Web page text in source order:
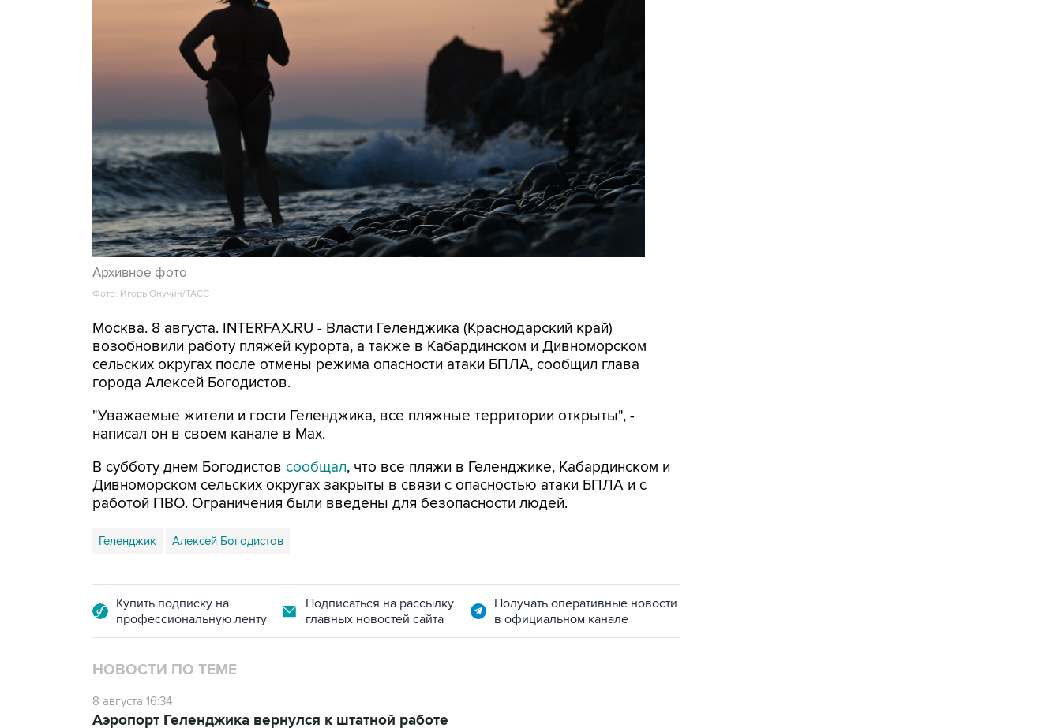
Архивное фото
Фото: Игорь Онучин/ТАСС
Москва. 8 августа. INTERFAX.RU - Власти Геленджика (Краснодарский край)
возобновили работу пляжей курорта, а также в Кабардинском и Дивноморском
сельских округах после отмены режима опасности атаки БПЛА, сообщил глава
города Алексей Богодистов.
"Уважаемые жители и гости Геленджика, все пляжные территории открыты", -
написал он в своем канале в Max.
В субботу днем Богодистов сообщал, что все пляжи в Геленджике, Кабардинском и
Дивноморском сельских округах закрыты в связи с опасностью атаки БПЛА и с
работой ПВО. Ограничения были введены для безопасности людей.
Геленджик Алексей Богодистов
Купить подписку на
профессиональную ленту
Подписаться на рассылку
главных новостей сайта
Получать оперативные новости
в официальном канале
НОВОСТИ ПО ТЕМЕ
8 августа 16:34
Аэропорт Геленджика вернулся к штатной работе